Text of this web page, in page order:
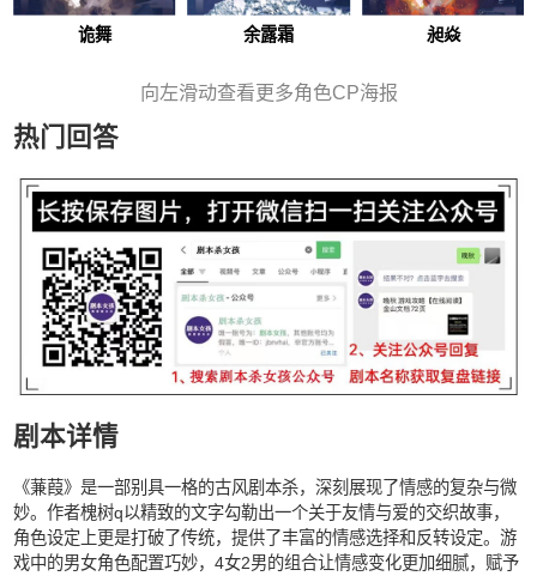
诡舞 余露霜 昶焱
向左滑动查看更多角色CP海报
热门回答
剧本详情
《蒹葭》是一部别具一格的古风剧本杀，深刻展现了情感的复杂与微
妙。作者槐树q以精致的文字勾勒出一个关于友情与爱的交织故事，
角色设定上更是打破了传统，提供了丰富的情感选择和反转设定。游
戏中的男女角色配置巧妙，4女2男的组合让情感变化更加细腻，赋予